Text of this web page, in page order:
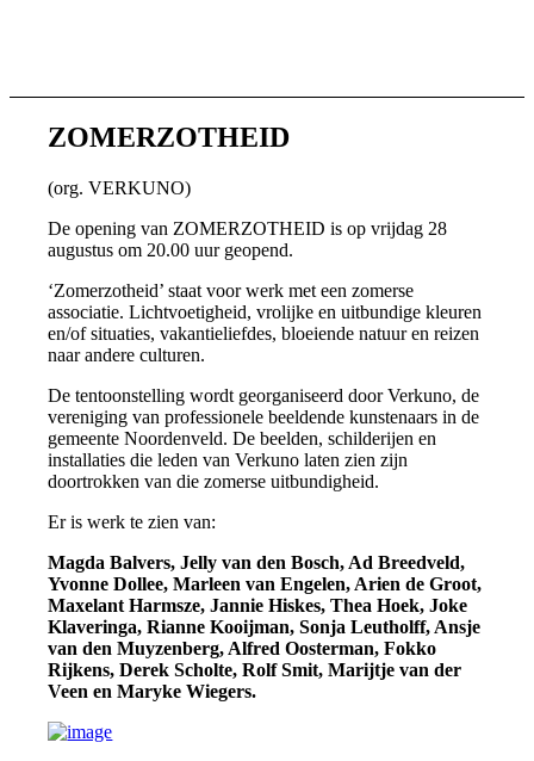
ZOMERZOTHEID
(org. VERKUNO)
De opening van ZOMERZOTHEID is op vrijdag 28
augustus om 20.00 uur geopend.
‘Zomerzotheid’ staat voor werk met een zomerse
associatie. Lichtvoetigheid, vrolijke en uitbundige kleuren
en/of situaties, vakantieliefdes, bloeiende natuur en reizen
naar andere culturen.
De tentoonstelling wordt georganiseerd door Verkuno, de
vereniging van professionele beeldende kunstenaars in de
gemeente Noordenveld. De beelden, schilderijen en
installaties die leden van Verkuno laten zien zijn
doortrokken van die zomerse uitbundigheid.
Er is werk te zien van:
Magda Balvers, Jelly van den Bosch, Ad Breedveld,
Yvonne Dollee, Marleen van Engelen, Arien de Groot,
Maxelant Harmsze, Jannie Hiskes, Thea Hoek, Joke
Klaveringa, Rianne Kooijman, Sonja Leutholff, Ansje
van den Muyzenberg, Alfred Oosterman, Fokko
Rijkens, Derek Scholte, Rolf Smit, Marijtje van der
Veen en Maryke Wiegers.